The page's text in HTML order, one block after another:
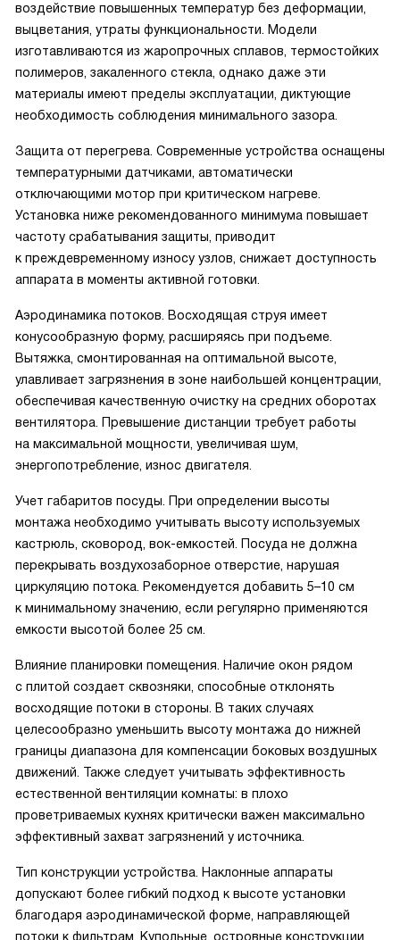
воздействие повышенных температур без деформации,
выцветания, утраты функциональности. Модели
изготавливаются из жаропрочных сплавов, термостойких
полимеров, закаленного стекла, однако даже эти
материалы имеют пределы эксплуатации, диктующие
необходимость соблюдения минимального зазора.
Защита от перегрева. Современные устройства оснащены
температурными датчиками, автоматически
отключающими мотор при критическом нагреве.
Установка ниже рекомендованного минимума повышает
частоту срабатывания защиты, приводит
к преждевременному износу узлов, снижает доступность
аппарата в моменты активной готовки.
Аэродинамика потоков. Восходящая струя имеет
конусообразную форму, расширяясь при подъеме.
Вытяжка, смонтированная на оптимальной высоте,
улавливает загрязнения в зоне наибольшей концентрации,
обеспечивая качественную очистку на средних оборотах
вентилятора. Превышение дистанции требует работы
на максимальной мощности, увеличивая шум,
энергопотребление, износ двигателя.
Учет габаритов посуды. При определении высоты
монтажа необходимо учитывать высоту используемых
кастрюль, сковород, вок-емкостей. Посуда не должна
перекрывать воздухозаборное отверстие, нарушая
циркуляцию потока. Рекомендуется добавить 5–10 см
к минимальному значению, если регулярно применяются
емкости высотой более 25 см.
Влияние планировки помещения. Наличие окон рядом
с плитой создает сквозняки, способные отклонять
восходящие потоки в стороны. В таких случаях
целесообразно уменьшить высоту монтажа до нижней
границы диапазона для компенсации боковых воздушных
движений. Также следует учитывать эффективность
естественной вентиляции комнаты: в плохо
проветриваемых кухнях критически важен максимально
эффективный захват загрязнений у источника.
Тип конструкции устройства. Наклонные аппараты
допускают более гибкий подход к высоте установки
благодаря аэродинамической форме, направляющей
потоки к фильтрам. Купольные, островные конструкции